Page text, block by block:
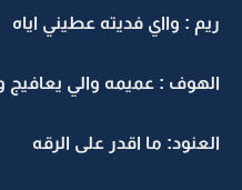
ريم : وااي فديته عطيني اياه
الهوف : عميمه والي
العنود: ما اقدر على الرقه